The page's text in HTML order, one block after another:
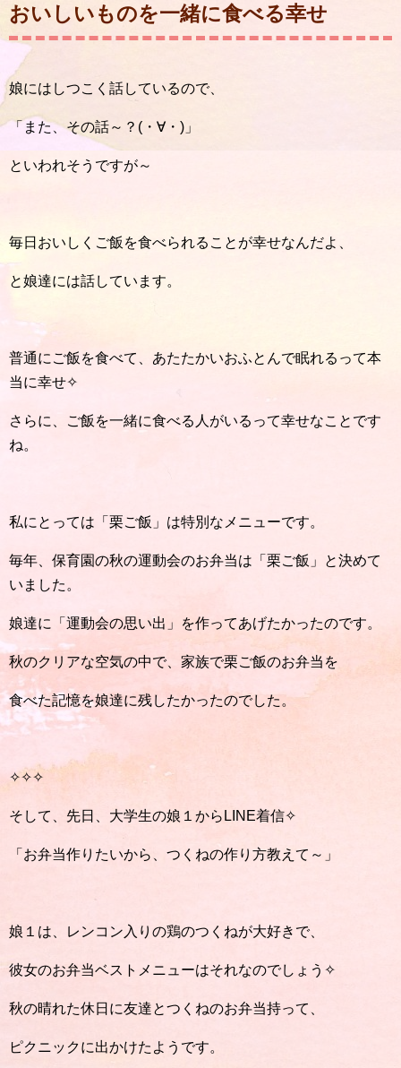
おいしいものを一緒に食べる幸せ
娘にはしつこく話しているので、
「また、その話～？(・∀・)」
といわれそうですが～
毎日おいしくご飯を食べられることが幸せなんだよ、
と娘達には話しています。
普通にご飯を食べて、あたたかいおふとんで眠れるって本
当に幸せ✧
さらに、ご飯を一緒に食べる人がいるって幸せなことです
ね。
私にとっては「栗ご飯」は特別なメニューです。
毎年、保育園の秋の運動会のお弁当は「栗ご飯」と決めて
いました。
娘達に「運動会の思い出」を作ってあげたかったのです。
秋のクリアな空気の中で、家族で栗ご飯のお弁当を
食べた記憶を娘達に残したかったのでした。
✧✧✧
そして、先日、大学生の娘１からLINE着信✧
「お弁当作りたいから、つくねの作り方教えて～」
娘１は、レンコン入りの鶏のつくねが大好きで、
彼女のお弁当ベストメニューはそれなのでしょう✧
秋の晴れた休日に友達とつくねのお弁当持って、
ピクニックに出かけたようです。